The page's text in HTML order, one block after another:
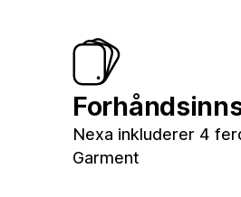
Nexa inkluderer 4
Garment